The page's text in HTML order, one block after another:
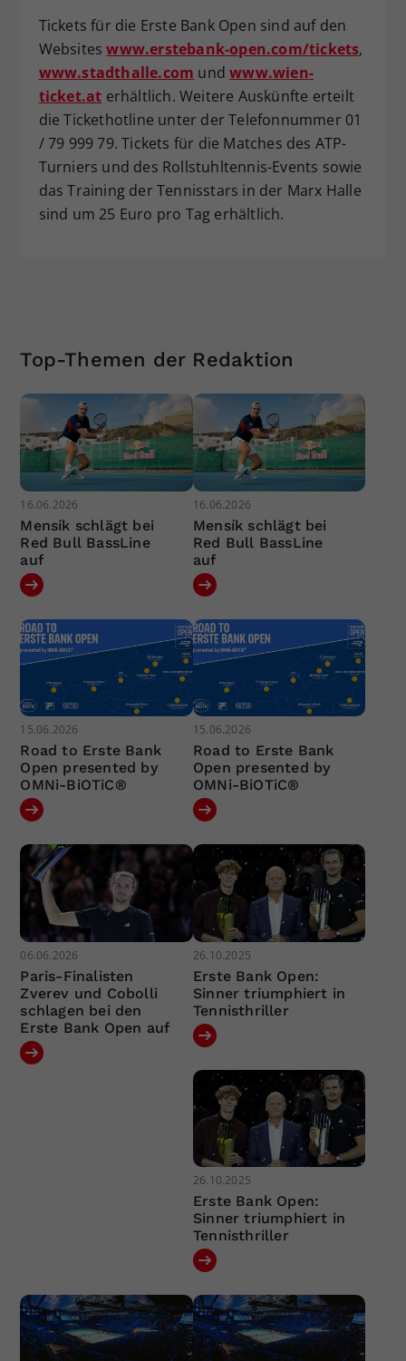
Tickets für die Erste Bank Open sind auf den
Websiteswww.erstebank-open.com/tickets,
www.stadthalle.com undwww.wien-
ticket.at erhältlich. Weitere Auskünfte erteilt
die Tickethotline unter der Telefonnummer 01
/ 79 999 79. Tickets für die Matches des ATP-
Turniers und des Rollstuhltennis-Events sowie
das Training der Tennisstars in der Marx Halle
sind um 25 Euro pro Tag erhältlich.
Top-Themen der Redaktion
16.06.2026
Mensík schlägt bei
Red Bull BassLine
auf
16.06.2026
Mensík schlägt bei
Red Bull BassLine
auf
15.06.2026
Road to Erste Bank
Open presented by
OMNi-BiOTiC®
15.06.2026
Road to Erste Bank
Open presented by
OMNi-BiOTiC®
06.06.2026
Paris-Finalisten
Zverev und Cobolli
schlagen bei den
Erste Bank Open auf
26.10.2025
Erste Bank Open:
Sinner triumphiert in
Tennisthriller
26.10.2025
Erste Bank Open:
Sinner triumphiert in
Tennisthriller